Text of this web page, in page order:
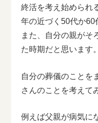
終活を考え始められ
年の近づく50代か60
また、自分の親がそ
た時期だと思います。
自分の葬儀のことを
さんのことを考えて
例えば父親が病気に